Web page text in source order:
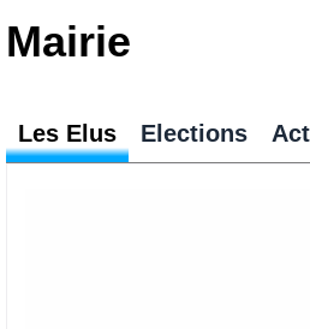
Mairie
Les Elus Elections
Tous aux urnes !!! Chaque
automatiquement inscrit sur